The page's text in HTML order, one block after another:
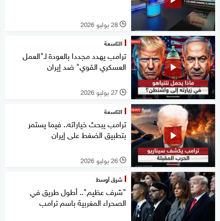
l 28 يوليو 2026
التاسعة
ترامب يهدد مجددا بالعودة لـ"العمل
العسكري القوي" ضد إيران
l 27 يوليو 2026
التاسعة
ترامب يبحث خياراته.. فيما يستمر
بتطبيق الضغط على إيران
l 26 يوليو 2026
شرق أوسط
"شرف عظيم".. أطول طريق في
الصحراء المغربية باسم ترامب